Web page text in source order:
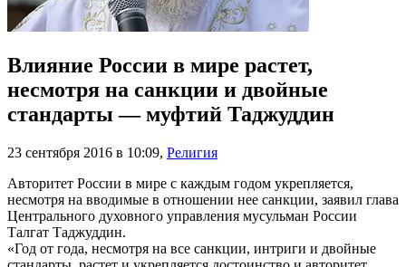
Влияние России в мире растет,
несмотря на санкции и двойные
стандарты — муфтий Таджуддин
23 сентября 2016 в 10:09, Религия
Авторитет России в мире с каждым годом укрепляется,
несмотря на вводимые в отношении нее санкции, заявил глава
Центрального духовного управления мусульман России
Талгат Таджуддин.
«Год от года, несмотря на все санкции, интриги и двойные